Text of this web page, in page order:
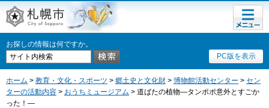
札幌市
お探しの情報は何ですか。
PC版を表示
メニュ
ー
ホーム > 教育・文化・スポーツ > 郷土史と文化財 > 博物館活動センター > セン
ターの活動内容 > おうちミュージアム > 道ばたの植物―タンポポ意外とすごか
った！―